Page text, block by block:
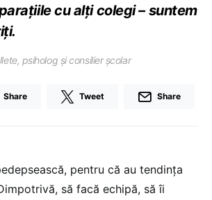
cu alți colegi – suntem
psiholog și consilier școlar
Share Tweet Share
pentru că au tendința
să facă echipă, să îi